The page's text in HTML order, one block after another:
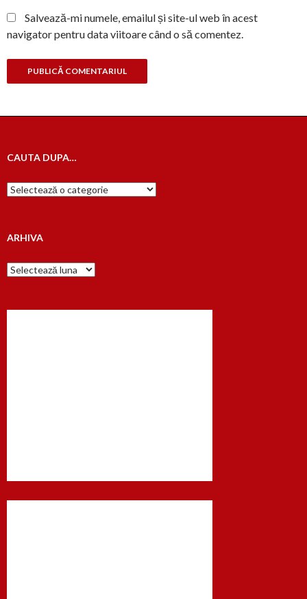
Salvează-mi numele, emailul și site-ul web în acest
navigator pentru data viitoare când o să comentez.
CAUTA DUPA…
Cauta
dupa…
ARHIVA
Arhiva